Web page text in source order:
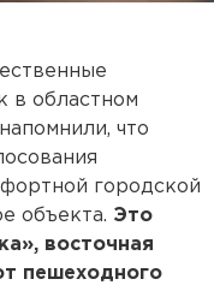
в областном
что
городской
объекта. Это
восточная
пешеходного